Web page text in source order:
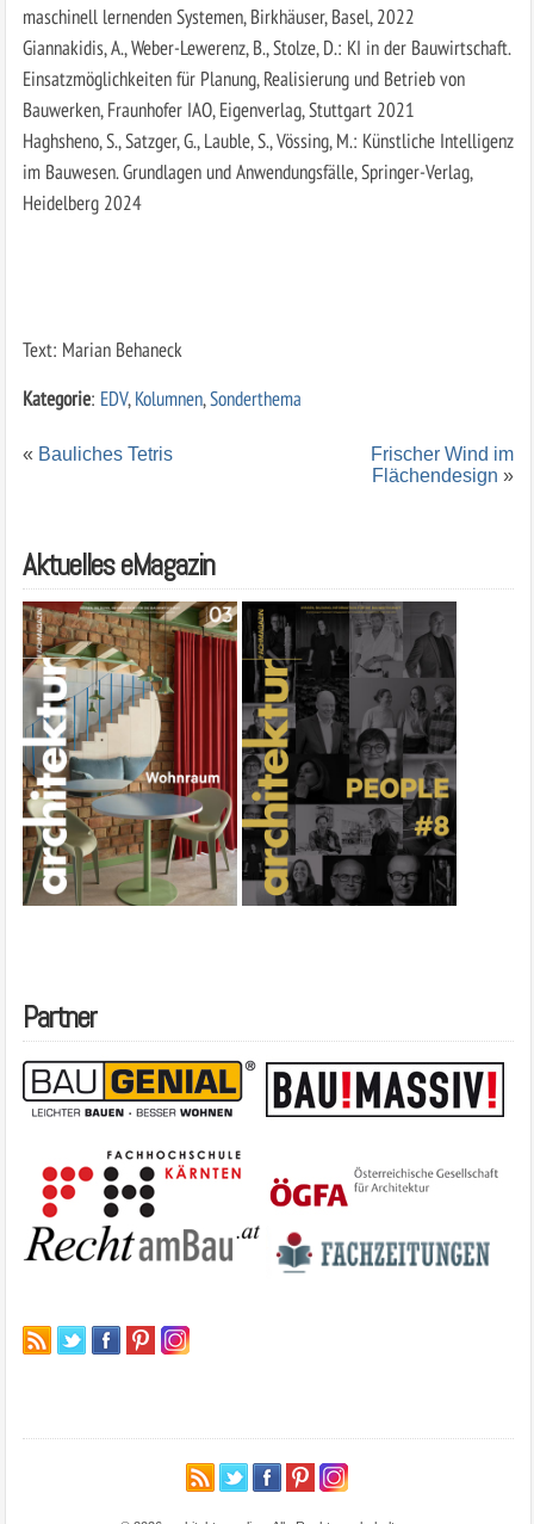
maschinell lernenden Systemen, Birkhäuser, Basel, 2022
Giannakidis, A., Weber-Lewerenz, B., Stolze, D.: KI in der Bauwirtschaft.
Einsatzmöglichkeiten für Planung, Realisierung und Betrieb von
Bauwerken, Fraunhofer IAO, Eigenverlag, Stuttgart 2021
Haghsheno, S., Satzger, G., Lauble, S., Vössing, M.: Künstliche Intelligenz
im Bauwesen. Grundlagen und Anwendungsfälle, Springer-Verlag,
Heidelberg 2024
Text: Marian Behaneck
Kategorie: EDV,Kolumnen,Sonderthema
« Bauliches Tetris
Frischer Wind im
Flächendesign »
Aktuelles eMagazin
Partner